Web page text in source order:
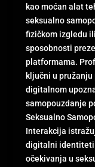
kao moćan alat
seksualno
fizičkom izgledu
sposobnosti
platformama.
ključni u
digitalnom
samopouzdanje
Seksualno
Interakcija
digitalni identiteti
očekivanja u